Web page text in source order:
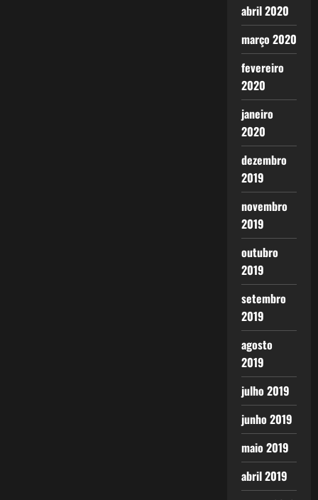
abril 2020
março 2020
fevereiro
2020
janeiro
2020
dezembro
2019
novembro
2019
outubro
2019
setembro
2019
agosto
2019
julho 2019
junho 2019
maio 2019
abril 2019